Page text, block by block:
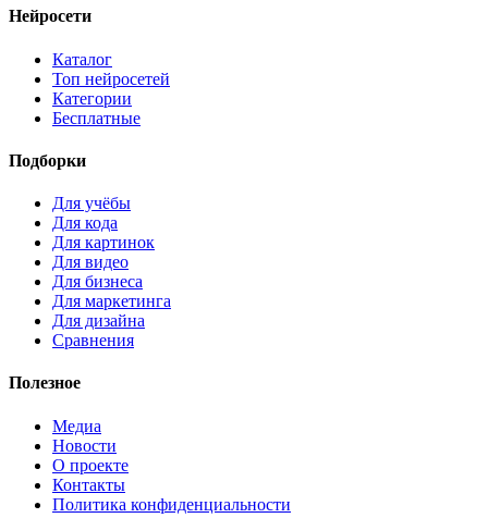
Нейросети
Каталог
Топ нейросетей
Категории
Бесплатные
Подборки
Для учёбы
Для кода
Для картинок
Для видео
Для бизнеса
Для маркетинга
Для дизайна
Сравнения
Полезное
Медиа
Новости
О проекте
Контакты
Политика конфиденциальности